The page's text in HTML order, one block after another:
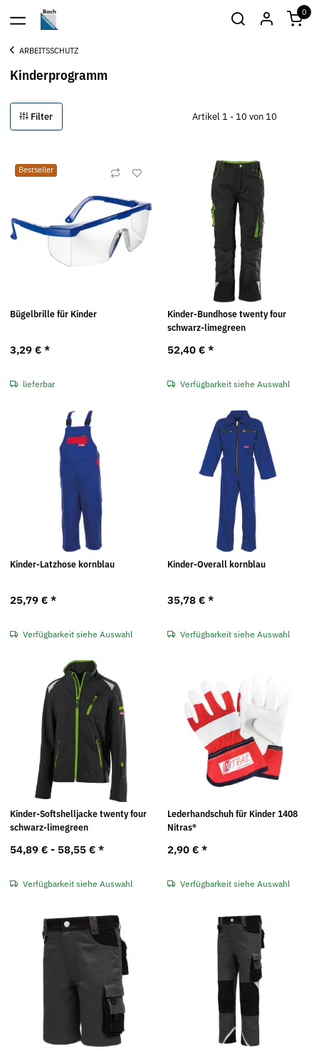
0
ARBEITSSCHUTZ
Kinderprogramm
Filter Artikel 1 - 10 von 10
Bestseller
Bügelbrille für Kinder
3,29 € *
lieferbar
Kinder-Bundhose twenty four
schwarz-limegreen
52,40 € *
Verfügbarkeit siehe Auswahl
Kinder-Latzhose kornblau
25,79 € *
Verfügbarkeit siehe Auswahl
Kinder-Overall kornblau
35,78 € *
Verfügbarkeit siehe Auswahl
Kinder-Softshelljacke twenty four
schwarz-limegreen
54,89 € - 58,55 € *
Verfügbarkeit siehe Auswahl
Lederhandschuh für Kinder 1408
Nitras®
2,90 € *
Verfügbarkeit siehe Auswahl